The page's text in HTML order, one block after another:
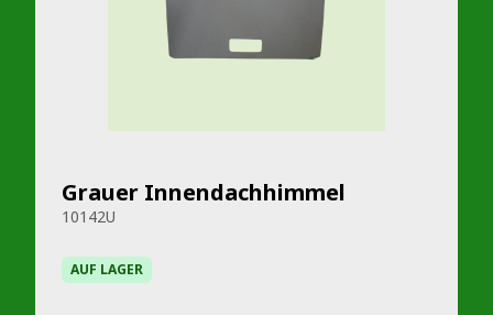
Grauer Innendachhimmel
10142U
AUF LAGER